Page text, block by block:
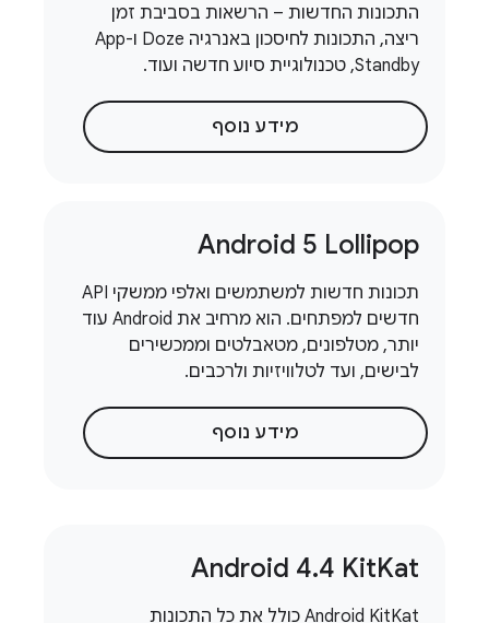
התכונות החדשות – הרשאות בסביבת זמן
ריצה, התכונות לחיסכון באנרגיה Doze ו-App
Standby, טכנולוגיית סיוע חדשה ועוד.
מידע נוסף
Android 5 Lollipop
תכונות חדשות למשתמשים ואלפי ממשקי API
חדשים למפתחים. הוא מרחיב את Android עוד
יותר, מטלפונים, מטאבלטים וממכשירים
לבישים, ועד לטלוויזיות ולרכבים.
מידע נוסף
Android 4.4 KitKat
Android KitKat כולל את כל התכונות